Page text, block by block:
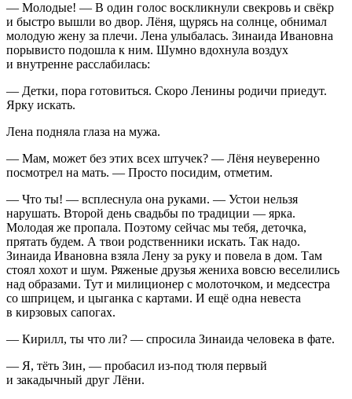
— Молодые! — В один голос воскликнули свекровь и свёкр
и быстро вышли во двор. Лёня, щурясь на солнце, обнимал
молодую жену за плечи. Лена улыбалась. Зинаида Ивановна
порывисто подошла к ним. Шумно вдохнула воздух
и внутренне расслабилась:
— Детки, пора готовиться. Скоро Ленины родичи приедут.
Ярку искать.
Лена подняла глаза на мужа.
— Мам, может без этих всех штучек? — Лёня неуверенно
посмотрел на мать. — Просто посидим, отметим.
— Что ты! — всплеснула она руками. — Устои нельзя
нарушать. Второй день свадьбы по традиции — ярка.
Молодая же пропала. Поэтому сейчас мы тебя, деточка,
прятать будем. А твои родственники искать. Так надо.
Зинаида Ивановна взяла Лену за руку и повела в дом. Там
стоял хохот и шум. Ряженые друзья жениха вовсю веселились
над образами. Тут и милиционер с молоточком, и медсестра
со шприцем, и цыганка с картами. И ещё одна невеста
в кирзовых сапогах.
— Кирилл, ты что ли? — спросила Зинаида человека в фате.
— Я, тёть Зин, — пробасил из-под тюля первый
и закадычный друг Лёни.